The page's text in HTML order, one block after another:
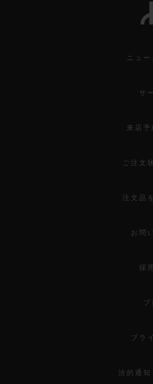
ニュー
サ
来店予
ご注文
注文品
お問
採
プラ
法的通知